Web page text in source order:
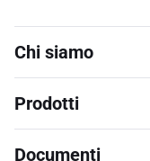
Chi siamo
Prodotti
Documenti